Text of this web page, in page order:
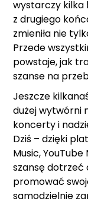
wystarczy kilka
z drugiego
zmieniła nie
Przede
powstaje, jak
szanse na
Jeszcze
dużej wytwórni
koncerty i
Dziś – dzięki
Music,
szansę dotrzeć
promować
samodzielnie